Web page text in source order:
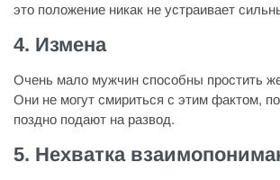
это положение никак не устраивает
4. Измена
Очень мало мужчин способны простить
Они не могут смириться с этим фактом,
поздно подают на развод.
5. Нехватка